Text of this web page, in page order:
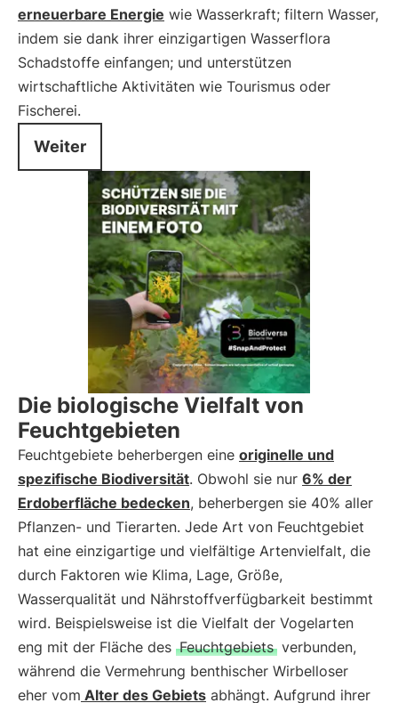
erneuerbare Energie wie Wasserkraft; filtern Wasser,
indem sie dank ihrer einzigartigen Wasserflora
Schadstoffe einfangen; und unterstützen
wirtschaftliche Aktivitäten wie Tourismus oder
Fischerei.
Weiter
Die biologische Vielfalt von
Feuchtgebieten
Feuchtgebiete beherbergen eine originelle und
spezifische Biodiversität. Obwohl sie nur 6% der
Erdoberfläche bedecken, beherbergen sie 40% aller
Pflanzen- und Tierarten. Jede Art von Feuchtgebiet
hat eine einzigartige und vielfältige Artenvielfalt, die
durch Faktoren wie Klima, Lage, Größe,
Wasserqualität und Nährstoffverfügbarkeit bestimmt
wird. Beispielsweise ist die Vielfalt der Vogelarten
eng mit der Fläche des Feuchtgebiets verbunden,
während die Vermehrung benthischer Wirbelloser
eher vom Alter des Gebiets abhängt. Aufgrund ihrer